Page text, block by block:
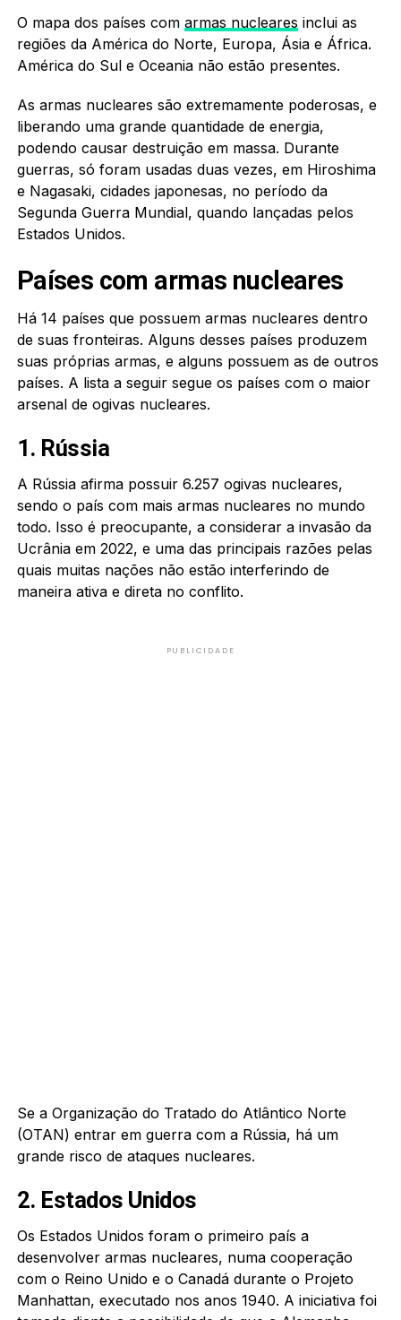
O mapa dos países com armas nucleares inclui as
regiões da América do Norte, Europa, Ásia e África.
América do Sul e Oceania não estão presentes.
As armas nucleares são extremamente poderosas, e
liberando uma grande quantidade de energia,
podendo causar destruição em massa. Durante
guerras, só foram usadas duas vezes, em Hiroshima
e Nagasaki, cidades japonesas, no período da
Segunda Guerra Mundial, quando lançadas pelos
Estados Unidos.
Países com armas nucleares
Há 14 países que possuem armas nucleares dentro
de suas fronteiras. Alguns desses países produzem
suas próprias armas, e alguns possuem as de outros
países. A lista a seguir segue os países com o maior
arsenal de ogivas nucleares.
1. Rússia
A Rússia afirma possuir 6.257 ogivas nucleares,
sendo o país com mais armas nucleares no mundo
todo. Isso é preocupante, a considerar a invasão da
Ucrânia em 2022, e uma das principais razões pelas
quais muitas nações não estão interferindo de
maneira ativa e direta no conflito.
PUBLICIDADE
Se a Organização do Tratado do Atlântico Norte
(OTAN) entrar em guerra com a Rússia, há um
grande risco de ataques nucleares.
2. Estados Unidos
Os Estados Unidos foram o primeiro país a
desenvolver armas nucleares, numa cooperação
com o Reino Unido e o Canadá durante o Projeto
Manhattan, executado nos anos 1940. A iniciativa foi